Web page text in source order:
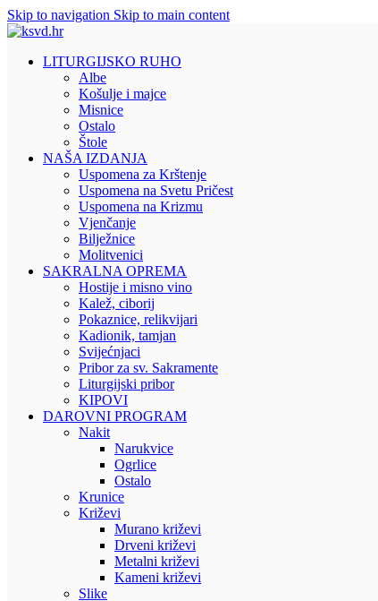
Skip to navigation Skip to main content
LITURGIJSKO RUHO
Albe
Košulje i majce
Misnice
Ostalo
Štole
NAŠA IZDANJA
Uspomena za Krštenje
Uspomena na Svetu Pričest
Uspomena na Krizmu
Vjenčanje
Bilježnice
Molitvenici
SAKRALNA OPREMA
Hostije i misno vino
Kalež, ciborij
Pokaznice, relikvijari
Kadionik, tamjan
Svijećnjaci
Pribor za sv. Sakramente
Liturgijski pribor
KIPOVI
DAROVNI PROGRAM
Nakit
Narukvice
Ogrlice
Ostalo
Krunice
Križevi
Murano križevi
Drveni križevi
Metalni križevi
Kameni križevi
Slike